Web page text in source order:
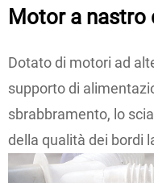
Motor a nastro
Dotato di motori ad
supporto di
sbrabbramento, lo
della qualità dei bordi